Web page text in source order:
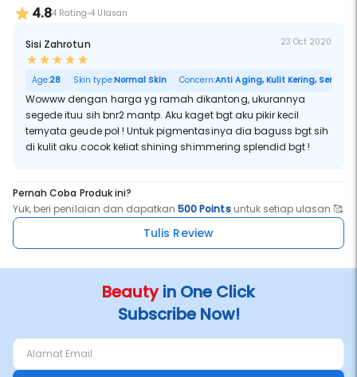
4.84 Rating 4 Ulasan
Sisi Zahrotun 23 Oct 2020
Age:28 Skin type:Normal Skin Concern:Anti Aging, Kulit Kering, Sensitif,
Wowww dengan harga yg ramah dikantong, ukurannya
segede ituu sih bnr2 mantp. Aku kaget bgt aku pikir kecil
ternyata geude pol ! Untuk pigmentasinya dia baguss bgt sih
di kulit aku cocok keliat shining shimmering splendid bgt !
Pernah Coba Produk ini?
Yuk, beri penilaian dan dapatkan500 Pointsuntuk setiap ulasan 🥰
Tulis Review
Beautyin One Click
Subscribe Now!